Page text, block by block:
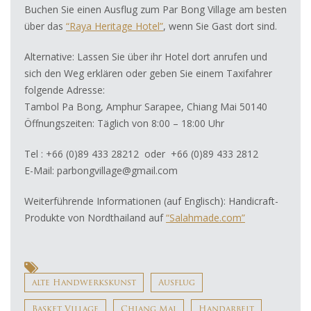
Buchen Sie einen Ausflug zum Par Bong Village am besten
über das “Raya Heritage Hotel”, wenn Sie Gast dort sind.
Alternative: Lassen Sie über ihr Hotel dort anrufen und
sich den Weg erklären oder geben Sie einem Taxifahrer
folgende Adresse:
Tambol Pa Bong, Amphur Sarapee, Chiang Mai 50140
Öffnungszeiten: Täglich von 8:00 – 18:00 Uhr
Tel : +66 (0)89 433 28212 oder +66 (0)89 433 2812
E-Mail: parbongvillage@gmail.com
Weiterführende Informationen (auf Englisch): Handicraft-
Produkte von Nordthailand auf“Salahmade.com”
alte Handwerkskunst Ausflug